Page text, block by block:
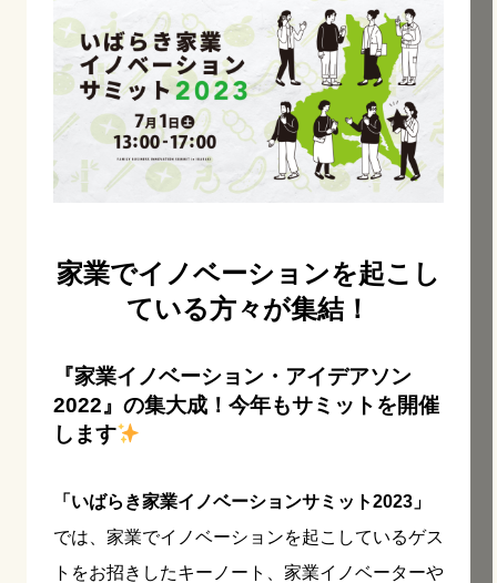
家業でイノベーションを起こし
ている方々が集結！
『家業イノベーション・アイデアソン
2022』の集大成！今年もサミットを開催
します
「いばらき家業イノベーションサミット2023」
では、家業でイノベーションを起こしているゲス
トをお招きしたキーノート、家業イノベーターや